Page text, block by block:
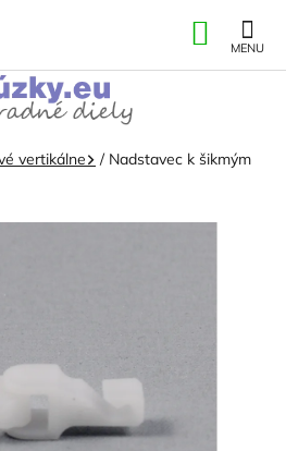
KOŠÍK
vertikálne / Nadstavec k šikmým